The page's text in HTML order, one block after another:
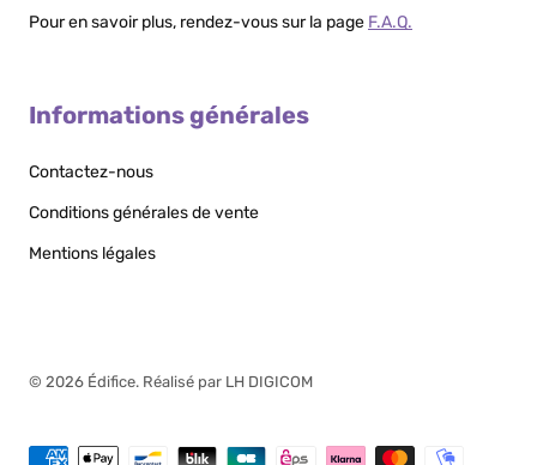
Pour en savoir plus, rendez-vous sur la page F.A.Q.
Informations générales
Contactez-nous
Conditions générales de vente
Mentions légales
© 2026 Édifice. Réalisé par LH DIGICOM